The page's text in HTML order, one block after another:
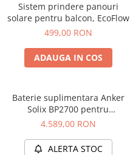
Bluetti
Anker
Oscal
Toate panourile portabile
Kituri solare pentru balcon
Frigidere Portabile
Componente Fotovoltaice
Sistem prindere panouri
solare pentru balcon, EcoFlow
499,00 RON
ADAUGA IN COS
Baterie suplimentara Anker
Solix BP2700 pentru
Solarbank 3 E2700 Pro, 2.68
4.589,00 RON
ALERTA STOC